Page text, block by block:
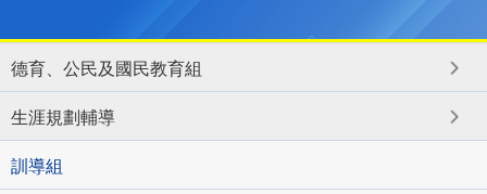
德育、公民及國民教育組
生涯規劃輔導
訓導組